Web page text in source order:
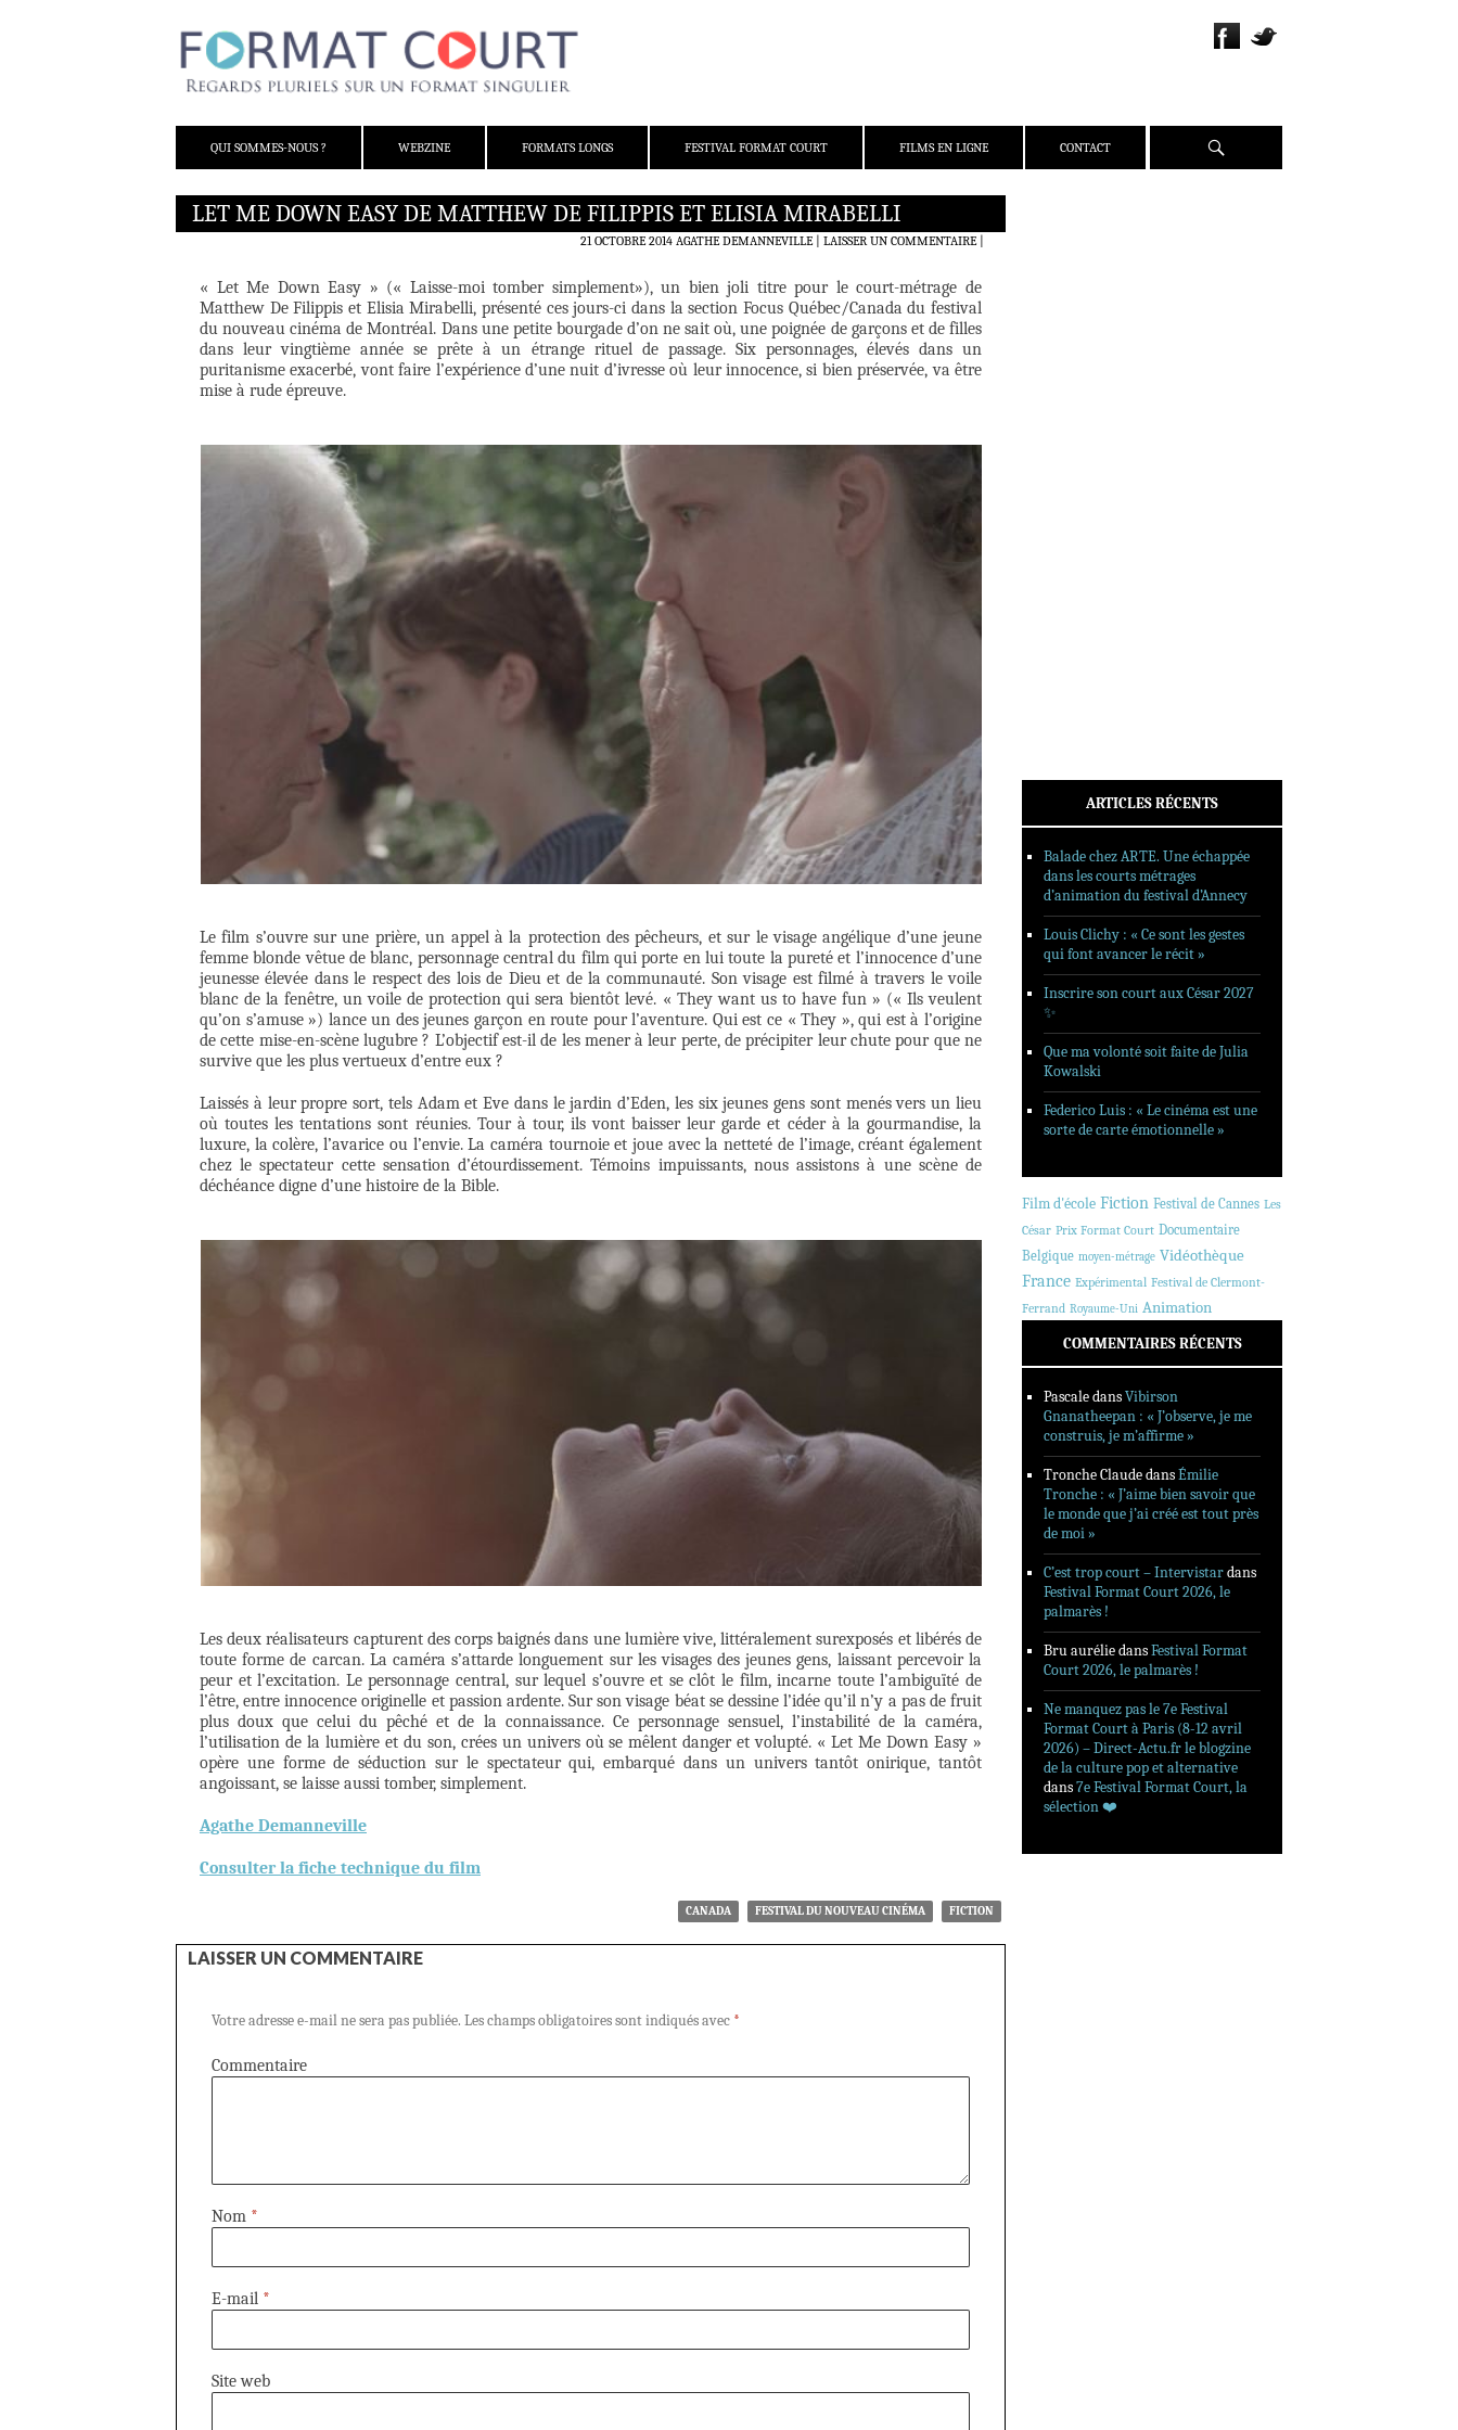
QUI SOMMES-NOUS ?
WEBZINE FORMATS LONGS FESTIVAL FORMAT COURT FILMS EN LIGNE CONTACT Recherche
LET ME DOWN EASY DE MATTHEW DE FILIPPIS ET ELISIA MIRABELLI
21 OCTOBRE 2014 AGATHE DEMANNEVILLE LAISSER UN COMMENTAIRE|
« Let Me Down Easy » (« Laisse-moi tomber simplement»), un bien joli titre pour le court-métrage de
Matthew De Filippis et Elisia Mirabelli, présenté ces jours-ci dans la section Focus Québec/Canada du festival
du nouveau cinéma de Montréal. Dans une petite bourgade d’on ne sait où, une poignée de garçons et de filles
dans leur vingtième année se prête à un étrange rituel de passage. Six personnages, élevés dans un
puritanisme exacerbé, vont faire l’expérience d’une nuit d’ivresse où leur innocence, si bien préservée, va être
mise à rude épreuve.
Le film s’ouvre sur une prière, un appel à la protection des pêcheurs, et sur le visage angélique d’une jeune
femme blonde vêtue de blanc, personnage central du film qui porte en lui toute la pureté et l’innocence d’une
jeunesse élevée dans le respect des lois de Dieu et de la communauté. Son visage est filmé à travers le voile
blanc de la fenêtre, un voile de protection qui sera bientôt levé. « They want us to have fun » (« Ils veulent
qu’on s’amuse ») lance un des jeunes garçon en route pour l’aventure. Qui est ce « They », qui est à l’origine
de cette mise-en-scène lugubre ? L’objectif est-il de les mener à leur perte, de précipiter leur chute pour que ne
survive que les plus vertueux d’entre eux ?
Laissés à leur propre sort, tels Adam et Eve dans le jardin d’Eden, les six jeunes gens sont menés vers un lieu
où toutes les tentations sont réunies. Tour à tour, ils vont baisser leur garde et céder à la gourmandise, la
luxure, la colère, l’avarice ou l’envie. La caméra tournoie et joue avec la netteté de l’image, créant également
chez le spectateur cette sensation d’étourdissement. Témoins impuissants, nous assistons à une scène de
déchéance digne d’une histoire de la Bible.
Les deux réalisateurs capturent des corps baignés dans une lumière vive, littéralement surexposés et libérés de
toute forme de carcan. La caméra s’attarde longuement sur les visages des jeunes gens, laissant percevoir la
peur et l’excitation. Le personnage central, sur lequel s’ouvre et se clôt le film, incarne toute l’ambiguïté de
l’être, entre innocence originelle et passion ardente. Sur son visage béat se dessine l’idée qu’il n’y a pas de fruit
plus doux que celui du pêché et de la connaissance. Ce personnage sensuel, l’instabilité de la caméra,
l’utilisation de la lumière et du son, crées un univers où se mêlent danger et volupté. « Let Me Down Easy »
opère une forme de séduction sur le spectateur qui, embarqué dans un univers tantôt onirique, tantôt
angoissant, se laisse aussi tomber, simplement.
Agathe Demanneville
Consulter la fiche technique du film
CANADA FESTIVAL DU NOUVEAU CINÉMA FICTION
LAISSER UN COMMENTAIRE
Votre adresse e-mail ne sera pas publiée. Les champs obligatoires sont indiqués avec *
Commentaire
Nom *
E-mail *
Site web
ARTICLES RÉCENTS
Balade chez ARTE. Une échappée
dans les courts métrages
d’animation du festival d’Annecy
Louis Clichy : « Ce sont les gestes
qui font avancer le récit »
Inscrire son court aux César 2027
✨
Que ma volonté soit faite de Julia
Kowalski
Federico Luis : « Le cinéma est une
sorte de carte émotionnelle »
Film d'école Fiction Festival de Cannes Les
César Prix Format Court Documentaire
Belgique moyen-métrage Vidéothèque
France Expérimental Festival de Clermont-
Ferrand Royaume-Uni Animation
COMMENTAIRES RÉCENTS
PascaledansVibirson
Gnanatheepan : « J’observe, je me
construis, je m’affirme »
Tronche ClaudedansÉmilie
Tronche : « J’aime bien savoir que
le monde que j’ai créé est tout près
de moi »
C’est trop court – Intervistardans
Festival Format Court 2026, le
palmarès !
Bru auréliedansFestival Format
Court 2026, le palmarès !
Ne manquez pas le 7e Festival
Format Court à Paris (8-12 avril
2026) – Direct-Actu.fr le blogzine
de la culture pop et alternative
dans7e Festival Format Court, la
sélection ❤️‍